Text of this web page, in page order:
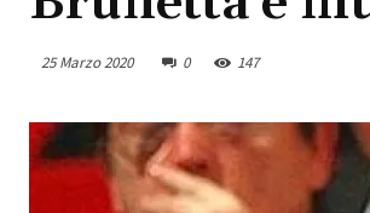
25 Marzo 2020 0 147